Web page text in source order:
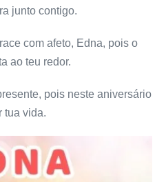
junto contigo.
com afeto, Edna, pois o
ao teu redor.
pois neste aniversário
tua vida.